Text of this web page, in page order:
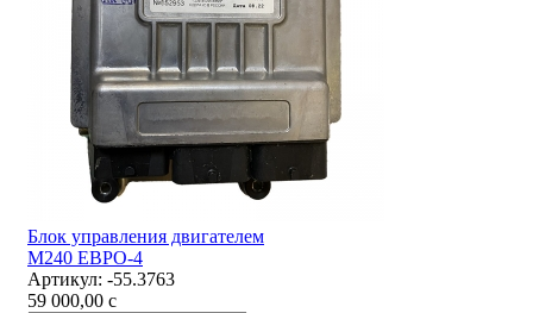
Блок управления двигателем
М240 ЕВРО-4
Артикул: -55.3763
59 000,00 c